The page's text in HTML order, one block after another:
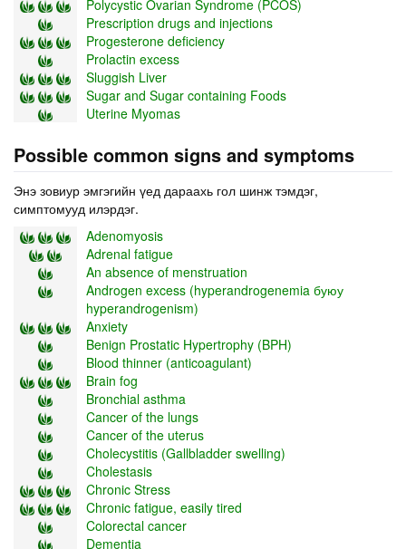
Polycystic Ovarian Syndrome (PCOS)
Prescription drugs and injections
Progesterone deficiency
Prolactin excess
Sluggish Liver
Sugar and Sugar containing Foods
Uterine Myomas
Possible common signs and symptoms
Энэ зовиур эмгэгийн үед дараахь гол шинж тэмдэг,
симптомууд илэрдэг.
Adenomyosis
Adrenal fatigue
An absence of menstruation
Androgen excess (hyperandrogenemia буюу
hyperandrogenism)
Anxiety
Benign Prostatic Hypertrophy (BPH)
Blood thinner (anticoagulant)
Brain fog
Bronchial asthma
Cancer of the lungs
Cancer of the uterus
Cholecystitis (Gallbladder swelling)
Cholestasis
Chronic Stress
Chronic fatigue, easily tired
Colorectal cancer
Dementia